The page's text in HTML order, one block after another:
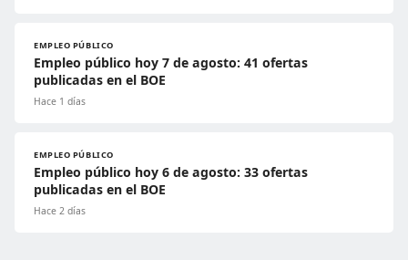
EMPLEO PÚBLICO
Empleo público hoy 7 de agosto: 41 ofertas
publicadas en el BOE
Hace 1 días
EMPLEO PÚBLICO
Empleo público hoy 6 de agosto: 33 ofertas
publicadas en el BOE
Hace 2 días